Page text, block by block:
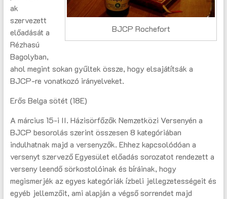
BJCP Rochefort
ak
szervezett
előadását a
Rézhasú
Bagolyban,
ahol megint sokan gyűltek össze, hogy elsajátítsák a
BJCP-re vonatkozó irányelveket.
Erős Belga sötét (18E)
A március 15-i II. Házisörfőzők Nemzetközi Versenyén a
BJCP besorolás szerint összesen 8 kategóriában
indulhatnak majd a versenyzők. Ehhez kapcsolódóan a
versenyt szervező Egyesület előadás sorozatot rendezett a
verseny leendő sörkostolóinak és bíráinak, hogy
megismerjék az egyes kategóriák ízbeli jellegzetességeit és
egyéb jellemzőit, ami alapján a végső sorrendet majd